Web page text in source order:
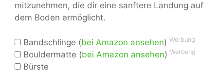
mitzunehmen, die dir eine sanftere Landung auf
dem Boden ermöglicht.
Bandschlinge (bei Amazon ansehen) Werbung
Bouldermatte (bei Amazon ansehen) Werbung
Bürste